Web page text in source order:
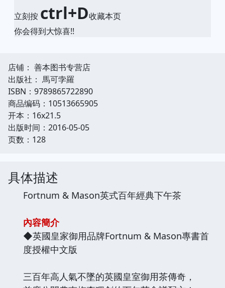
立刻按 ctrl+D收藏本页
你会得到大惊喜!!
店铺： 善本图书专营店
出版社： 馬可孛羅
ISBN：9789865722890
商品编码：10513665905
开本：16x21.5
出版时间：2016-05-05
页数：128
具体描述
Fortnum & Mason英式百年經典下午茶
內容簡介
◆英國皇家御用品牌Fortnum & Mason專書首
度授權中文版
三百年高人氣不墜的英國皇室御用茶傳奇，